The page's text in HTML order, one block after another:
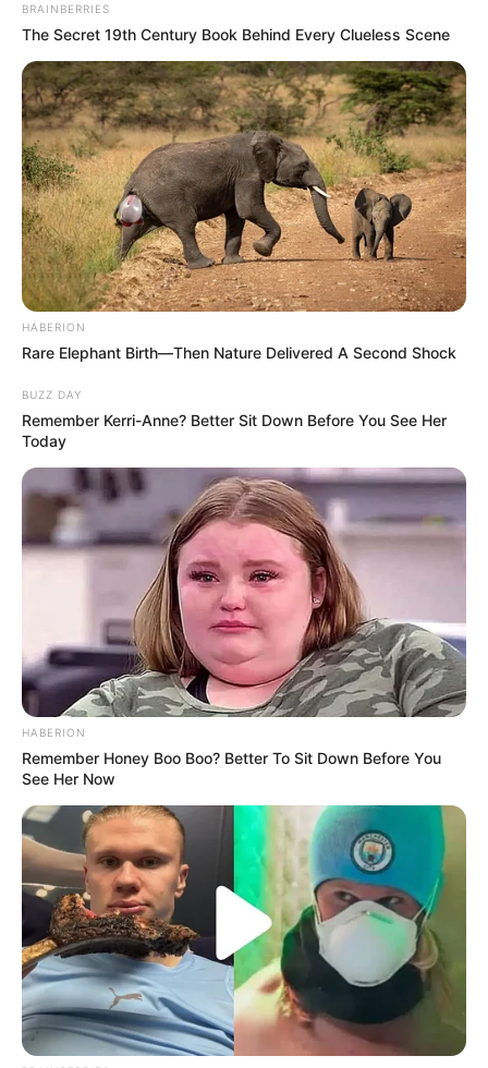
húzódó kérdés végére.
És a győztes: Stohl András.
Igen. Ő. A színész. A műsorvezető. A férfi, aki több
karaktert formált meg pályafutása során, mint
ahány filter létezik az Instagramon.
A döntő estéjén Stohl olyan természetességgel
lépett a színpadra, mintha csak egy újabb
premierre érkezne a Nemzetibe, nem pedig azért,
hogy hivatalosan is elnyerje a „Legszebb Férfi”
titulust. Nem volt túlzás, nem volt dráma – csak az
a bizonyos jelenlét. Az a fajta magabiztosság, ami
nem kiabál, csak egyszerűen ott van, és mindenki
BRAINBERRIES
The Secret 19th Century Book Behind Every Clueless Scene
HABERION
Rare Elephant Birth—Then Nature Delivered A Second Shock
BUZZ DAY
Remember Kerri-Anne? Better Sit Down Before You See Her
Today
HABERION
Remember Honey Boo Boo? Better To Sit Down Before You
See Her Now